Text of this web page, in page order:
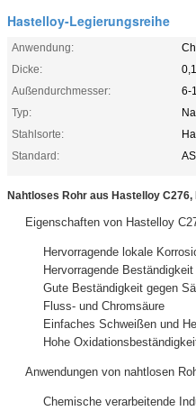
Hastelloy-Legierungsreihe
Anwendung:
Dicke:
Außendurchmesser:
6-
Typ:
Stahlsorte:
Standard:
Nahtloses Rohr aus Hastelloy C276,
Eigenschaften von Hastelloy
Hervorragende lokale
Hervorragende
Gute Beständigkeit gegen
Fluss- und Chromsäure
Einfaches Schweißen und
Hohe
Anwendungen von nahtlosen
Chemische verarbeitende